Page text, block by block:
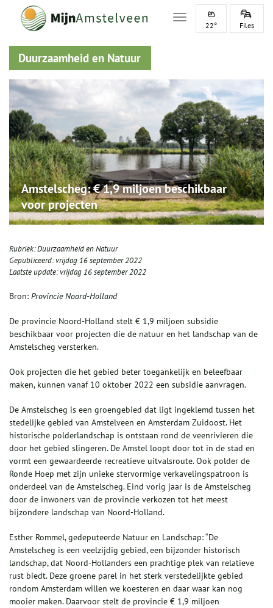
Toggle navigation
22° Files
Duurzaamheid en Natuur
Amstelscheg: € 1,9 miljoen beschikbaar
voor projecten
Rubriek:Duurzaamheid en Natuur
Gepubliceerd:vrijdag 16 september 2022
Laatste update:vrijdag 16 september 2022
Bron: Provincie Noord-Holland
De provincie Noord-Holland stelt € 1,9 miljoen subsidie
beschikbaar voor projecten die de natuur en het landschap van de
Amstelscheg versterken.
Ook projecten die het gebied beter toegankelijk en beleefbaar
maken, kunnen vanaf 10 oktober 2022 een subsidie aanvragen.
De Amstelscheg is een groengebied dat ligt ingeklemd tussen het
stedelijke gebied van Amstelveen en Amsterdam Zuidoost. Het
historische polderlandschap is ontstaan rond de veenrivieren die
door het gebied slingeren. De Amstel loopt door tot in de stad en
vormt een gewaardeerde recreatieve uitvalsroute. Ook polder de
Ronde Hoep met zijn unieke stervormige verkavelingspatroon is
onderdeel van de Amstelscheg. Eind vorig jaar is de Amstelscheg
door de inwoners van de provincie verkozen tot het meest
bijzondere landschap van Noord-Holland.
Esther Rommel, gedeputeerde Natuur en Landschap: “De
Amstelscheg is een veelzijdig gebied, een bijzonder historisch
landschap, dat Noord-Hollanders een prachtige plek van relatieve
rust biedt. Deze groene parel in het sterk verstedelijkte gebied
rondom Amsterdam willen we koesteren en daar waar kan nog
mooier maken. Daarvoor stelt de provincie € 1,9 miljoen